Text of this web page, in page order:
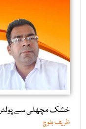
خشک مچھلی سے
ظریف بلوچ